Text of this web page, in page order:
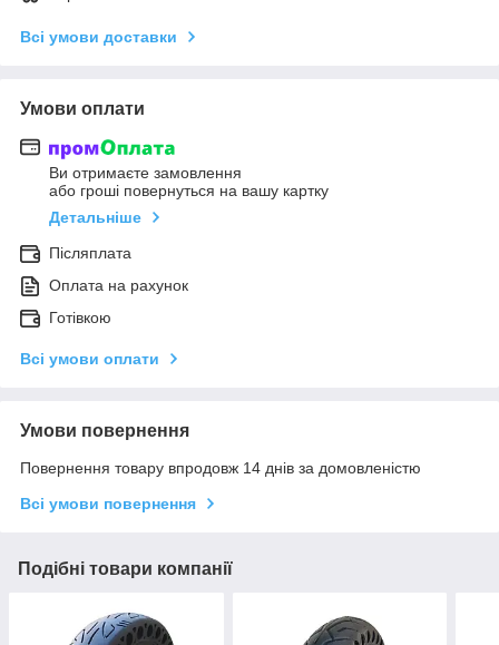
Всі умови доставки
Умови оплати
Ви отримаєте замовлення
або гроші повернуться на вашу картку
Детальніше
Післяплата
Оплата на рахунок
Готівкою
Всі умови оплати
Умови повернення
Повернення товару впродовж 14 днів за домовленістю
Всі умови повернення
Подібні товари компанії